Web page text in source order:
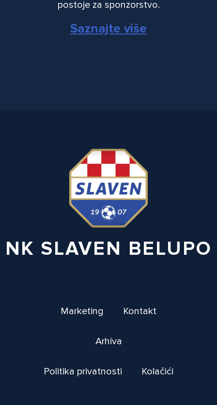
postoje za sponzorstvo.
Saznajte više
NK SLAVEN BELUPO
Marketing Kontakt
Arhiva
Politika privatnosti Kolačići